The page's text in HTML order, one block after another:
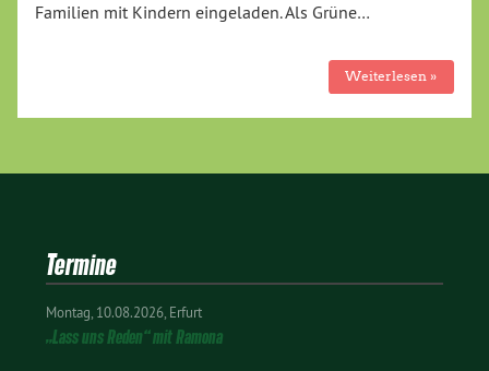
Familien mit Kindern eingeladen. Als Grüne…
Weiterlesen »
Termine
Montag 10.08.2026 Erfurt
„Lass uns Reden“ mit Ramona